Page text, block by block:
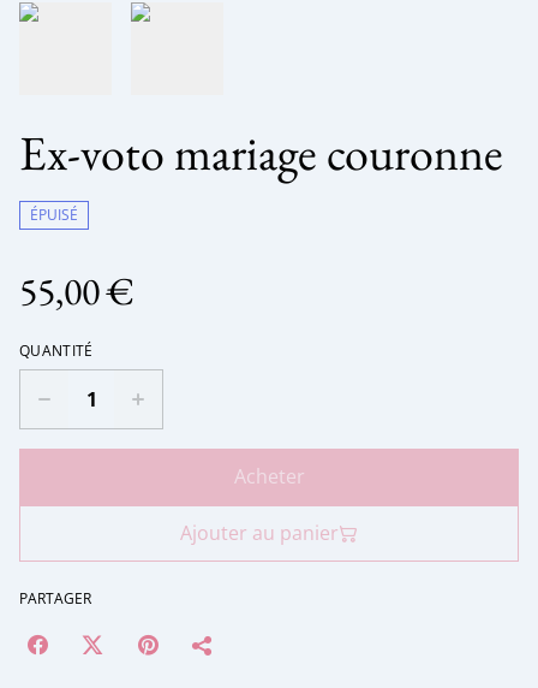
Ex-voto mariage couronne
ÉPUISÉ
55,00 €
QUANTITÉ
Acheter
Ajouter au panier
PARTAGER